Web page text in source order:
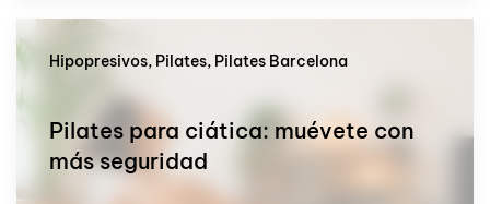
Hipopresivos, Pilates, Pilates Barcelona
Pilates para ciática: muévete con
más seguridad